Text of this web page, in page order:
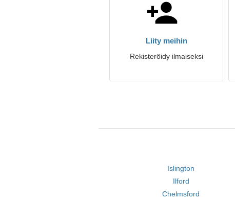
Liity meihin
Rekisteröidy ilmaiseksi
Islington
Ilford
Chelmsford